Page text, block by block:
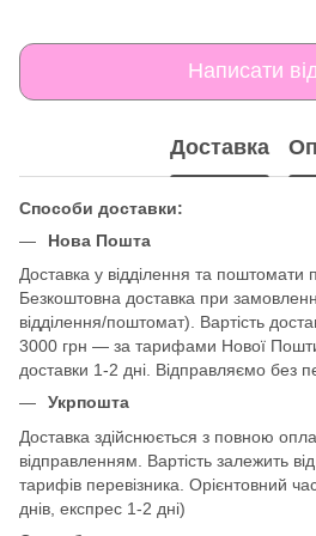
Написати
Доставка
Способи доставки:
Нова Пошта
Доставка у відділення та поштомати
Безкоштовна доставка при
відділення/поштомат). Вартість
3000 грн — за тарифами Нової
доставки 1-2 дні. Відправляємо без
Укрпошта
Доставка здійснюється з повною
відправленням. Вартість залежить
тарифів перевізника. Орієнтовний
днів, експрес 1-2 дні)